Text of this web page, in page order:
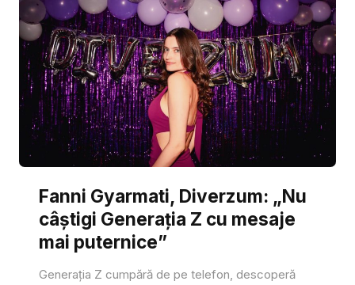
Fanni Gyarmati, Diverzum: „Nu
câștigi Generația Z cu mesaje
mai puternice”
Generația Z cumpără de pe telefon, descoperă